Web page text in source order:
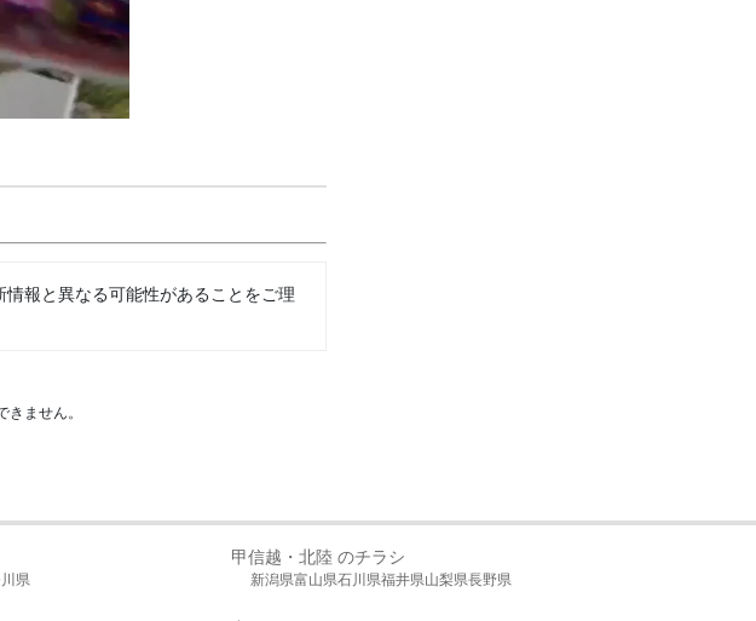
報と異なる可能性があることをご理
ません。
県
甲信越・北陸 のチラシ
新潟県富山県石川県福井県山梨県長野県